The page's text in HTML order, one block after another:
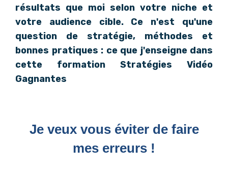
résultats que moi selon votre niche et
votre audience cible. Ce n'est qu'une
question de stratégie, méthodes et
bonnes pratiques : ce que j'enseigne dans
cette formation Stratégies Vidéo
Gagnantes
Je veux vous éviter de faire
mes erreurs !